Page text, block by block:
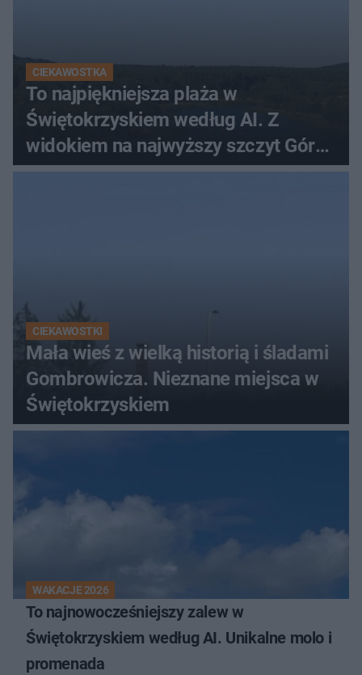
CIEKAWOSTKA
To najpiękniejsza plaża w
Świętokrzyskiem według AI. Z
widokiem na najwyższy szczyt Gór
Świętokrzyskich
CIEKAWOSTKI
Mała wieś z wielką historią i śladami
Gombrowicza. Nieznane miejsca w
Świętokrzyskiem
WAKACJE 2026
To najnowocześniejszy zalew w
Świętokrzyskiem według AI. Unikalne molo i
promenada